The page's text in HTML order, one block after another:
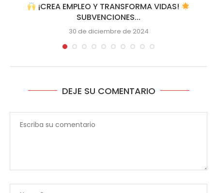
¡CREA EMPLEO Y TRANSFORMA VIDAS!
SUBVENCIONES...
30 de diciembre de 2024
DEJE SU COMENTARIO